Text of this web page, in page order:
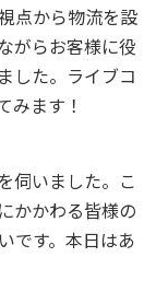
点から物流を設
がらお客様に役
した。ライブコ
みます！
伺いました。こ
かかわる皆様の
です。本日はあ